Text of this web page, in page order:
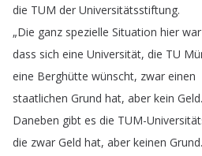
die TUM der Universitätsstiftung.
„Die ganz spezielle Situation hier war
dass sich eine Universität, die TU
eine Berghütte wünscht, zwar einen
staatlichen Grund hat, aber kein Geld.
Daneben gibt es die TUM-
die zwar Geld hat, aber keinen Grund.